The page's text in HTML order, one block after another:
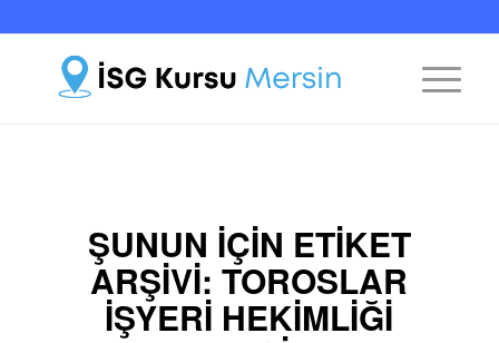
ŞUNUN IÇIN ETIKET
ARŞIVI:TOROSLAR
İŞYERI HEKIMLIĞI